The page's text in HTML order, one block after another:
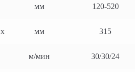
мм 120-520
мм 315
м/мин 30/30/24